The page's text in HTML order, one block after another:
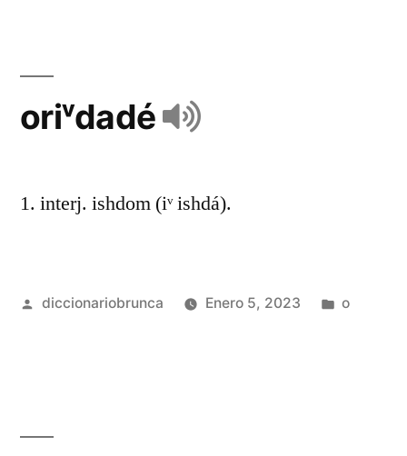
oriᵛdadé
1. interj. ishdom (iᵛ ishdá).
diccionariobrunca Enero 5, 2023 o